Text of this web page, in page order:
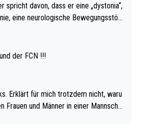
spricht davon, dass er eine „dystonia“,
eine neurologische Bewegungsstör
dass Medikamente ihm helfen! Ich gl
sehr viele der Dartits-Fälle fälschlich p
behandelt werden! Dafür müsst
und nicht zum Mentaltrainer gehe
der FCN !!!
Erklärt für mich trotzdem nicht, waru
Frauen und Männer in einer Mannscha